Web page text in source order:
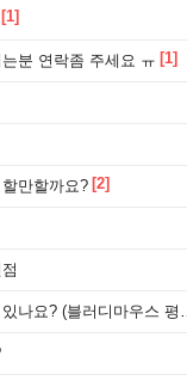
[1]
분 연락좀 주세요 ㅠ [1]
만할까요? [2]
? (블러디마우스 평가도함)